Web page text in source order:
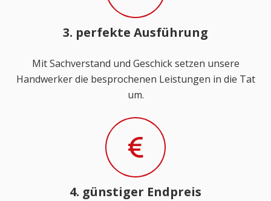
3. perfekte Ausführung
Mit Sachverstand und Geschick setzen unsere
Handwerker die besprochenen Leistungen in die Tat
um.
4. günstiger Endpreis